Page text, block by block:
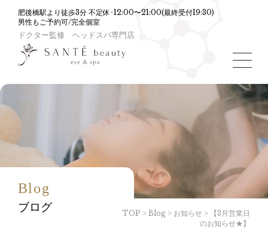
ドクター監修 ヘッドスパ専門店
肥後橋駅より徒歩3分 不定休･12:00〜21:00(最終受付19:30)
男性もご予約可/完全個室
toggle
Blog
ブログ TOP >Blog > お知らせ >
【3月営業日
のお知らせ★】